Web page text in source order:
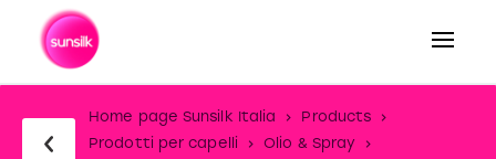
Home page Sunsilk Italia
Products
Prodotti per capelli
Olio & Spray